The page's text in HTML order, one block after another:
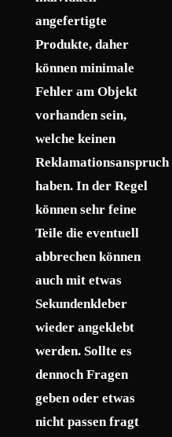
angefertigte
Produkte, daher
können minimale
Fehler am Objekt
vorhanden sein,
welche keinen
Reklamationsanspruch
haben. In der Regel
können sehr feine
Teile die eventuell
abbrechen können
auch mit etwas
Sekundenkleber
wieder angeklebt
werden. Sollte es
dennoch Fragen
geben oder etwas
nicht passen fragt